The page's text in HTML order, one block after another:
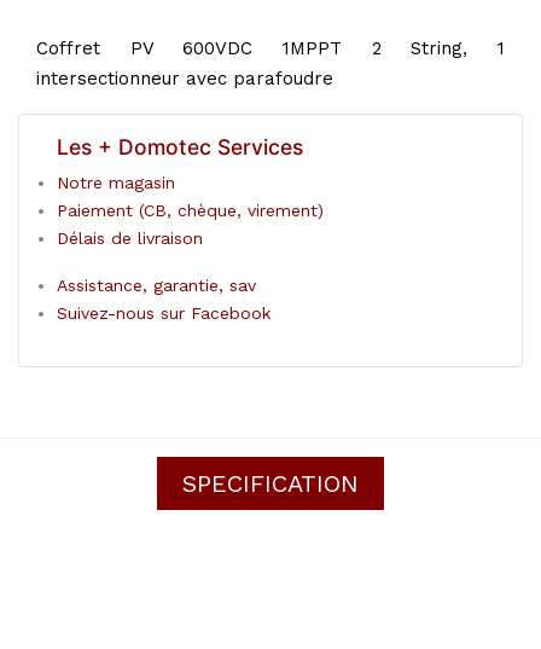
Coffret PV 600VDC 1MPPT 2 String, 1
intersectionneur avec parafoudre
Les + Domotec Services
Notre magasin
Paiement (CB, chèque, virement)
Délais de livraison
Assistance, garantie, sav
Suivez-nous sur Facebook
SPECIFICATION